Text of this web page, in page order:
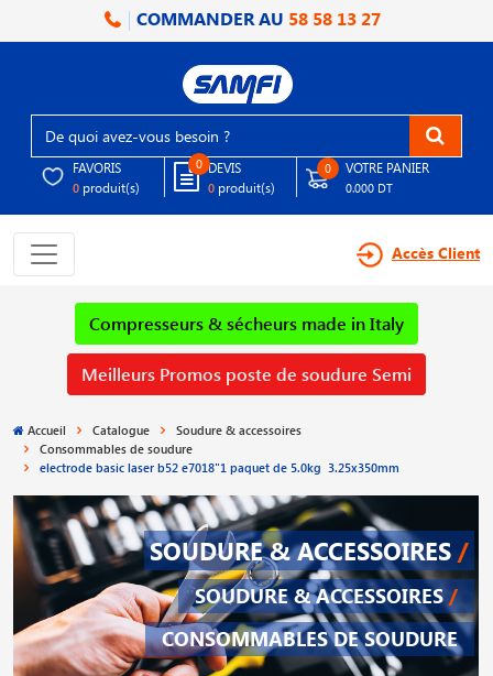
COMMANDER AU 58 58 13 27
FAVORIS
0 produit(s)
0 DEVIS
0 produit(s)
0 VOTRE PANIER
0.000 DT
Accès Client
Compresseurs & sécheurs made in Italy
Meilleurs Promos poste de soudure Semi
Accueil Catalogue
Soudure & accessoires
Consommables de soudure
electrode basic laser b52 e7018"1 paquet de 5.0kg 3.25x350mm
SOUDURE & ACCESSOIRES /
SOUDURE & ACCESSOIRES /
CONSOMMABLES DE SOUDURE